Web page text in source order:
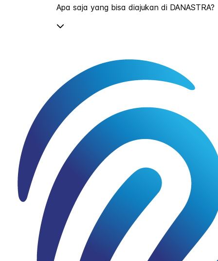
Apa saja yang bisa diajukan di DANASTRA?